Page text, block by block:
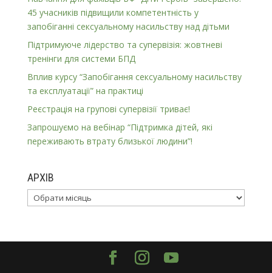
45 учасників підвищили компетентність у
запобіганні сексуальному насильству над дітьми
Підтримуюче лідерство та супервізія: жовтневі
тренінги для системи БПД
Вплив курсу “Запобігання сексуальному насильству
та експлуатації” на практиці
Реєстрація на групові супервізії триває!
Запрошуємо на вебінар “Підтримка дітей, які
переживають втрату близької людини”!
АРХІВ
Архів